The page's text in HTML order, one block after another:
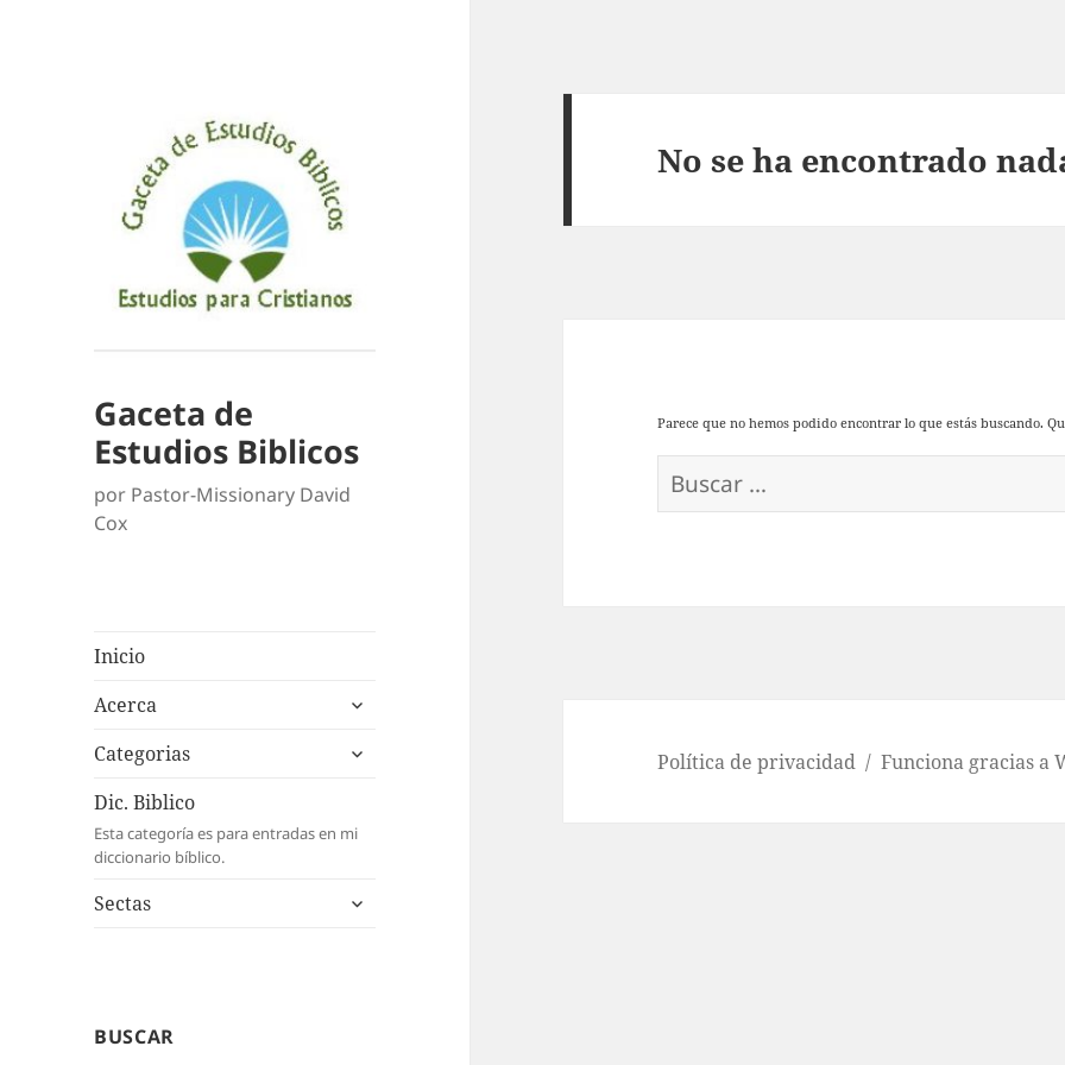
Gaceta de
Estudios Biblicos
por Pastor-Missionary David
Cox
Inicio
Acerca
expande
menú
Categorias
expande
inferior
Dic. Biblico
Esta categoría es para entradas en mi
diccionario bíblico.
Sectas
expande
BUSCAR
No se ha encontrado
Parece que no hemos podido encontrar lo que estás buscando.
Política de privacidad Funciona gracias a